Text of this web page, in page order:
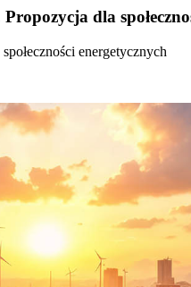
dla
energetycznych